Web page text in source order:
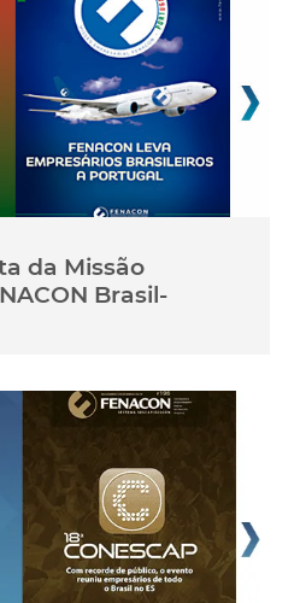
da Missão
Brasil-